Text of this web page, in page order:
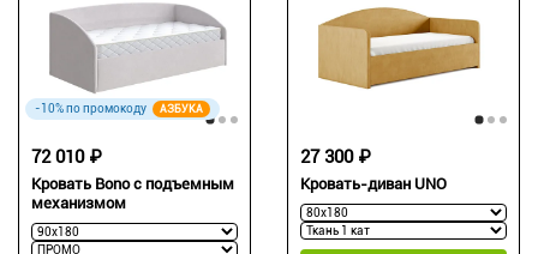
-10% по промокоду АЗБУКА
Кровать Bono с подъемным
механизмом
72 010 ₽
Кровать-диван UNO
27 300 ₽